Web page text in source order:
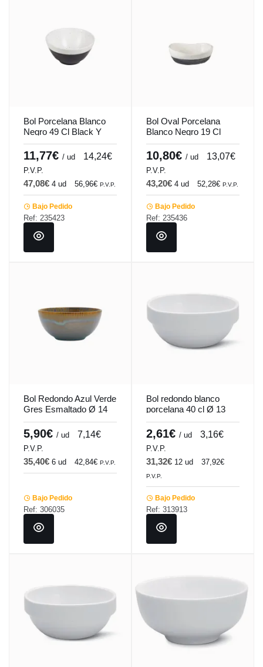
Bol Porcelana Blanco
Negro 49 Cl Black Y
White Tableswing
11,77€ / ud 14,24€
P.V.P.
47,08€ 4 ud 56,96€ P.V.P.
Bajo Pedido
Ref: 235423
Bol Oval Porcelana
Blanco Negro 19 Cl
Black Y White
Tableswing
10,80€ / ud 13,07€
P.V.P.
43,20€ 4 ud 52,28€ P.V.P.
Bajo Pedido
Ref: 235436
Bol Redondo Azul Verde
Gres Esmaltado Ø 14
Cm Lotus Accolade
5,90€ / ud 7,14€
P.V.P.
35,40€ 6 ud 42,84€ P.V.P.
Bajo Pedido
Ref: 306035
Bol redondo blanco
porcelana 40 cl Ø 13
cm Cafett Pro.mundi
2,61€ / ud 3,16€
P.V.P.
31,32€ 12 ud 37,92€
P.V.P.
Bajo Pedido
Ref: 313913